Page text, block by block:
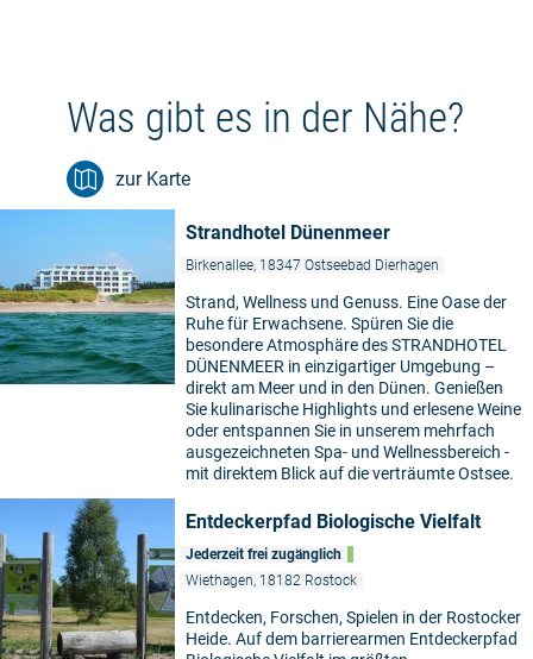
Was gibt es in der Nähe?
zur Karte
Strandhotel Dünenmeer
Birkenallee, 18347 Ostseebad Dierhagen
Strand, Wellness und Genuss. Eine Oase der
Ruhe für Erwachsene. Spüren Sie die
besondere Atmosphäre des STRANDHOTEL
DÜNENMEER in einzigartiger Umgebung –
direkt am Meer und in den Dünen. Genießen
Sie kulinarische Highlights und erlesene Weine
oder entspannen Sie in unserem mehrfach
ausgezeichneten Spa- und Wellnessbereich -
mit direktem Blick auf die verträumte Ostsee.
Entdeckerpfad Biologische Vielfalt
Jederzeit frei zugänglich
Wiethagen, 18182 Rostock
Entdecken, Forschen, Spielen in der Rostocker
Heide. Auf dem barrierearmen Entdeckerpfad